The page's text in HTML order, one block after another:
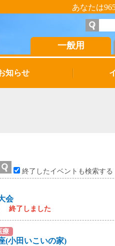
あなたは
一般用
知らせ
終了したイベントも検索する
会
終了しました
療
(小田いこいの家)